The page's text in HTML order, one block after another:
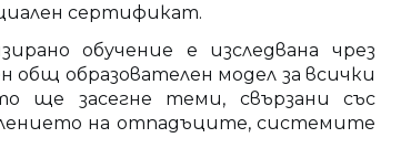
сертификат.
обучение е изследвана чрез
общ образователен модел за всички
ще засегне теми, свързани със
на отпадъците, системите